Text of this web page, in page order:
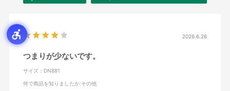
2026.6.26
つまりが少ないです。
サイズ：DN881
何で商品を知りましたか:その他